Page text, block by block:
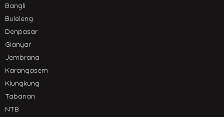
Bangli
Buleleng
Denpasar
Gianyar
Jembrana
Karangasem
Klungkung
Tabanan
NTB